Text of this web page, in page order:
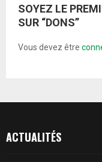
SOYEZ LE
SUR “DONS”
Vous devez être
ACTUALITÉS